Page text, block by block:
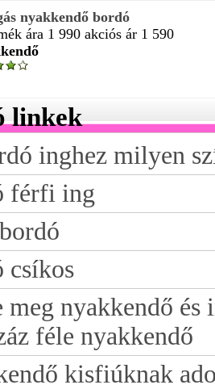
nyakkendő bordó
ára 1 990 akciós ár 1 590
linkek
inghez milyen
férfi ing
csíkos
meg nyakkendő
féle nyakkendő
kisfiúknak